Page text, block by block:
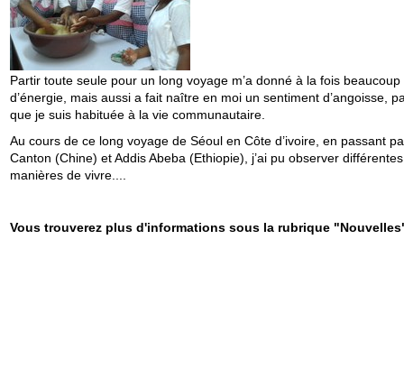
Partir toute seule pour un long voyage m’a donné à la fois beaucoup
d’énergie, mais aussi a fait naître en moi un sentiment d’angoisse,
que je suis habituée à la vie communautaire.
Au cours de ce long voyage de Séoul en Côte d’ivoire, en passant
Canton (Chine) et Addis Abeba (Ethiopie), j’ai pu observer différentes
manières de vivre....
Vous trouverez plus d'informations sous la rubrique